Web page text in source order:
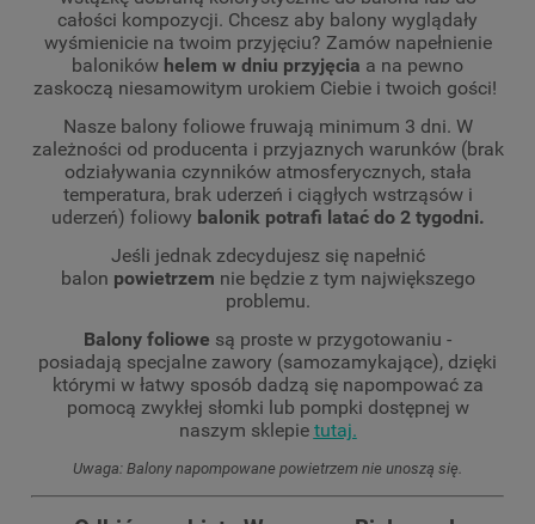
całości kompozycji. Chcesz aby balony wyglądały
wyśmienicie na twoim przyjęciu? Zamów napełnienie
baloników helem w dniu przyjęcia a na pewno
zaskoczą niesamowitym urokiem Ciebie i twoich gości!
Nasze balony foliowe fruwają minimum 3 dni. W
zależności od producenta i przyjaznych warunków (brak
odziaływania czynników atmosferycznych, stała
temperatura, brak uderzeń i ciągłych wstrząsów i
uderzeń) foliowy balonik potrafi latać do 2 tygodni.
Jeśli jednak zdecydujesz się napełnić
balon powietrzem nie będzie z tym największego
problemu.
Balony foliowe są proste w przygotowaniu -
posiadają specjalne zawory (samozamykające), dzięki
którymi w łatwy sposób dadzą się napompować za
pomocą zwykłej słomki lub pompki dostępnej w
naszym sklepie tutaj.
Uwaga: Balony napompowane powietrzem nie unoszą się.